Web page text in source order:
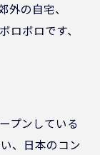
の自宅、
ロボロです、
プンしている
、日本のコン